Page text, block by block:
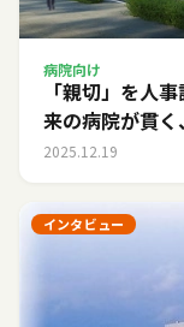
病院向け
「親切」を人
来の病院が貫
2025.12.19
インタビュー